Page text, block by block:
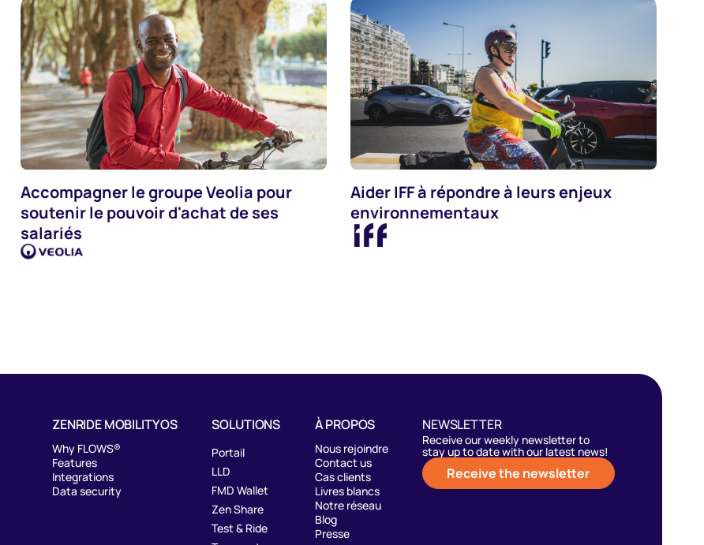
Industries
Accompagner le groupe Veolia pour
soutenir le pouvoir d'achat de ses
salariés
Autres
Aider IFF à répondre à leurs enjeux
environnementaux
ZENRIDE MOBILITY OS
Why FLOWS®
Features
Integrations
Data security
SOLUTIONS
Portail
LLD
FMD Wallet
Zen Share
Test & Ride
À PROPOS
Nous rejoindre
Contact us
Cas clients
Livres blancs
Notre réseau
Blog
Presse
NEWSLETTER
Receive our weekly newsletter to
stay up to date with our latest news!
Receive the newsletter